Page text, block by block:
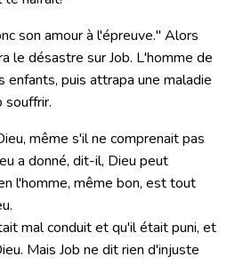
son amour à l'épreuve." Alors
le désastre sur Job. L'homme de
puis attrapa une maladie
souffrir.
même s'il ne comprenait pas
a donné, dit-il, Dieu peut
l'homme, même bon, est tout
mal conduit et qu'il était puni, et
Mais Job ne dit rien d'injuste